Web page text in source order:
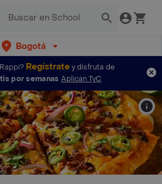
Bogotá
Regístratey disfruta de
por semanas Aplican TyC